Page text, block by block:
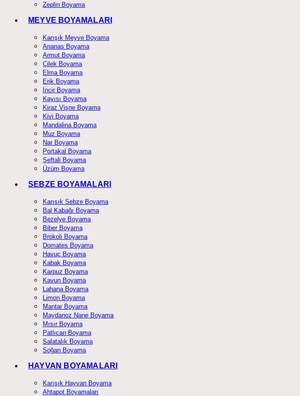
Zeplin Boyama
MEYVE BOYAMALARI
Karışık Meyve Boyama
Ananas Boyama
Armut Boyama
Çilek Boyama
Elma Boyama
Erik Boyama
İncir Boyama
Kayısı Boyama
Kiraz Vişne Boyama
Kivi Boyama
Mandalina Boyama
Muz Boyama
Nar Boyama
Portakal Boyama
Şeftali Boyama
Üzüm Boyama
SEBZE BOYAMALARI
Karışık Sebze Boyama
Bal Kabağı Boyama
Bezelye Boyama
Biber Boyama
Brokoli Boyama
Domates Boyama
Havuç Boyama
Kabak Boyama
Karpuz Boyama
Kavun Boyama
Lahana Boyama
Limon Boyama
Mantar Boyama
Maydanoz Nane Boyama
Mısır Boyama
Patlıcan Boyama
Salatalık Boyama
Soğan Boyama
HAYVAN BOYAMALARI
Karışık Hayvan Boyama
Ahtapot Boyamaları